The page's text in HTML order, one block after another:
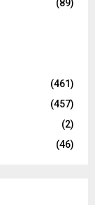
(89)
(461)
(457)
(2)
(46)